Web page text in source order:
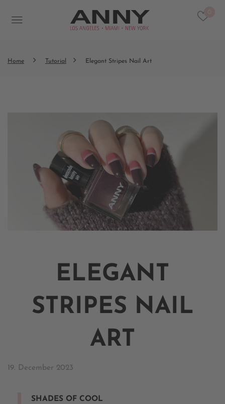
Home Tutorial Elegant Stripes Nail Art
ELEGANT
STRIPES NAIL
ART
19. December 2023
SHADES OF COOL